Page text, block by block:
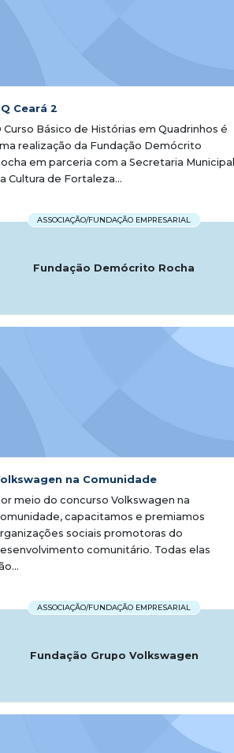
Ceará 2
Curso Básico de Histórias em Quadrinhos é
realização da Fundação Demócrito
em parceria com a Secretaria Municipal
Cultura de Fortaleza...
ASSOCIAÇÃO/FUNDAÇÃO EMPRESARIAL
Fundação Demócrito Rocha
na Comunidade
meio do concurso Volkswagen na
capacitamos e premiamos
sociais promotoras do
comunitário. Todas elas
ASSOCIAÇÃO/FUNDAÇÃO EMPRESARIAL
Fundação Grupo Volkswagen